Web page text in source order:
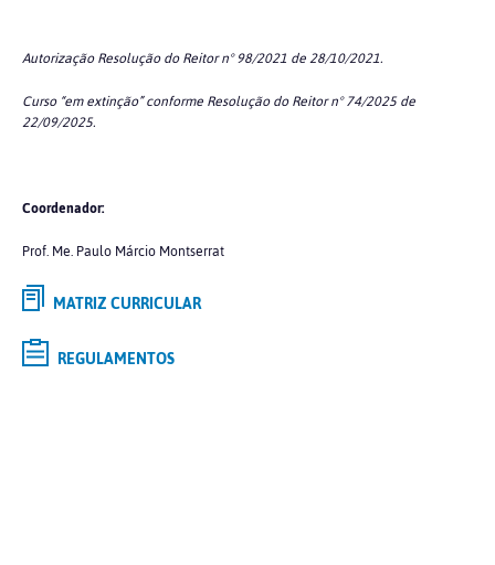
Autorização Resolução do Reitor n° 98/2021 de 28/10/2021.
Curso “em extinção” conforme Resolução do Reitor n° 74/2025 de
22/09/2025.
Coordenador:
Prof. Me. Paulo Márcio Montserrat
MATRIZ CURRICULAR
REGULAMENTOS